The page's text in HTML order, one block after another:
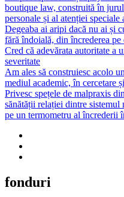
boutique law, construită în
personale și al atenției speciale
Degeaba ai aripi dacă nu ai și
fără îndoială, din încrederea
Cred că adevărata autoritate
severitate
Am ales să construiesc acolo
mediul academic, în cercetare
Privesc spețele de malpraxis
sănătății relației dintre
pe un termometru al încrederii
fonduri